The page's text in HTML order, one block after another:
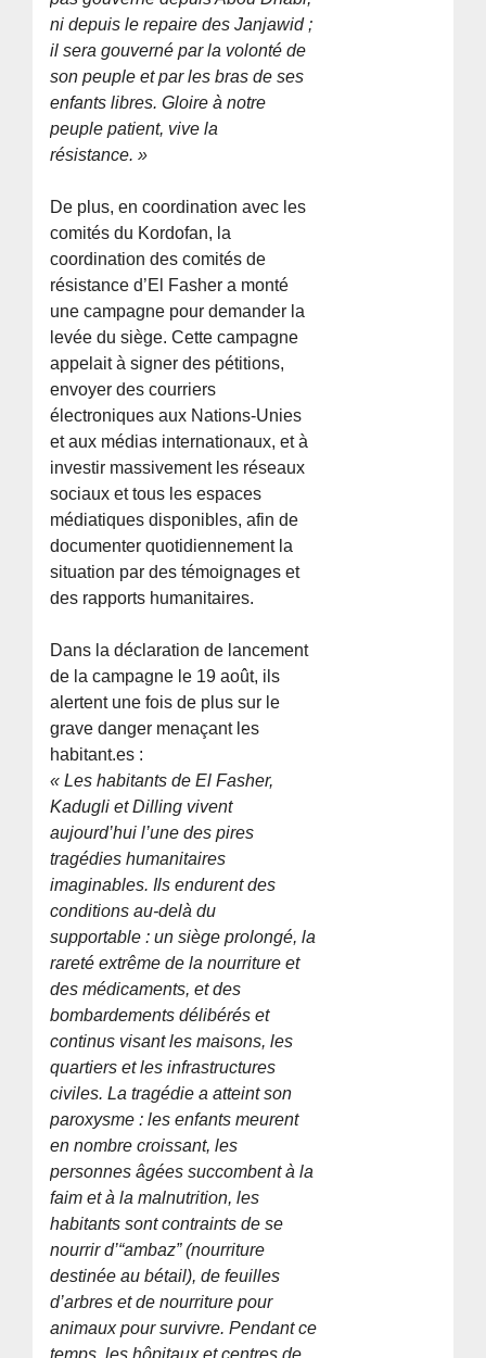
ni depuis le repaire des Janjawid ;
il sera gouverné par la volonté de
son peuple et par les bras de ses
enfants libres. Gloire à notre
peuple patient, vive la
résistance. »
De plus, en coordination avec les
comités du Kordofan, la
coordination des comités de
résistance d’El Fasher a monté
une campagne pour demander la
levée du siège. Cette campagne
appelait à signer des pétitions,
envoyer des courriers
électroniques aux Nations-Unies
et aux médias internationaux, et à
investir massivement les réseaux
sociaux et tous les espaces
médiatiques disponibles, afin de
documenter quotidiennement la
situation par des témoignages et
des rapports humanitaires.
Dans la déclaration de lancement
de la campagne le 19 août, ils
alertent une fois de plus sur le
grave danger menaçant les
habitant.es :
« Les habitants de El Fasher,
Kadugli et Dilling vivent
aujourd’hui l’une des pires
tragédies humanitaires
imaginables. Ils endurent des
conditions au-delà du
supportable : un siège prolongé, la
rareté extrême de la nourriture et
des médicaments, et des
bombardements délibérés et
continus visant les maisons, les
quartiers et les infrastructures
civiles. La tragédie a atteint son
paroxysme : les enfants meurent
en nombre croissant, les
personnes âgées succombent à la
faim et à la malnutrition, les
habitants sont contraints de se
nourrir d’“ambaz” (nourriture
destinée au bétail), de feuilles
d’arbres et de nourriture pour
animaux pour survivre. Pendant ce